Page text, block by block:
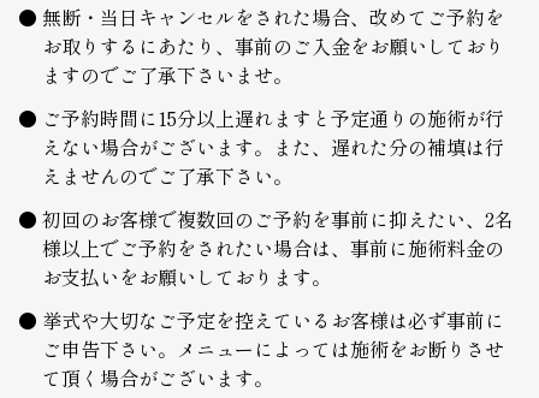
無断・当日キャンセルをされた場合、改めてご予約を
お取りするにあたり、事前のご入金をお願いしており
ますのでご了承下さいませ。
ご予約時間に15分以上遅れますと予定通りの施術が行
えない場合がございます。また、遅れた分の補填は行
えませんのでご了承下さい。
初回のお客様で複数回のご予約を事前に抑えたい、2名
様以上でご予約をされたい場合は、事前に施術料金の
お支払いをお願いしております。
挙式や大切なご予定を控えているお客様は必ず事前に
ご申告下さい。メニューによっては施術をお断りさせ
て頂く場合がございます。